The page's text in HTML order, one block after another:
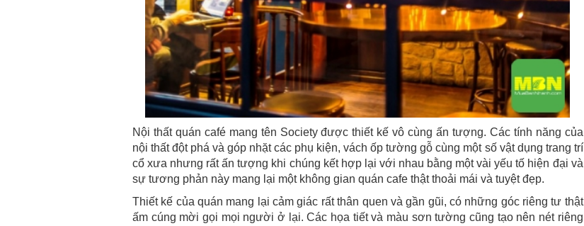
Nội thất quán café mang tên Society được thiết kế vô cùng ấn tượng. Các tính năng của
nội thất đột phá và góp nhặt các phụ kiện, vách ốp tường gỗ cùng một số vật dụng trang trí
cổ xưa nhưng rất ấn tượng khi chúng kết hợp lại với nhau bằng một vài yếu tố hiện đại và
sự tương phản này mang lại một không gian quán cafe thật thoải mái và tuyệt đẹp.
Thiết kế của quán mang lại cảm giác rất thân quen và gần gũi, có những góc riêng tư thật
ấm cúng mời gọi mọi người ở lại. Các họa tiết và màu sơn tường cũng tạo nên nét riêng